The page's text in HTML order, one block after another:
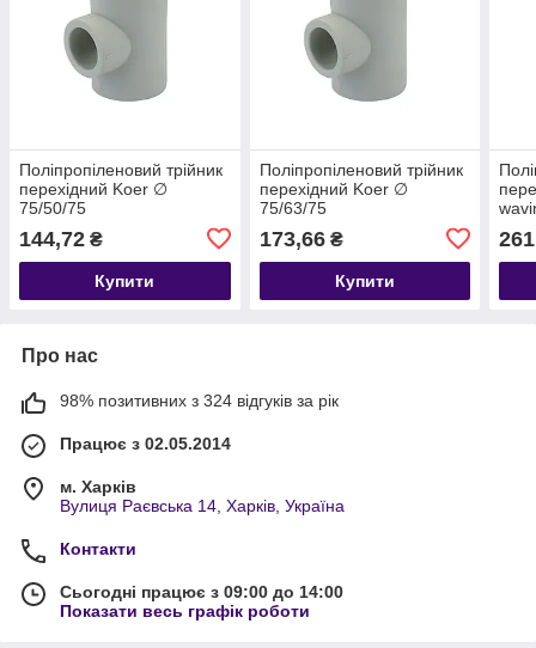
Поліпропіленовий трійник
перехідний Koer ∅
75/50/75
144,72 ₴
Купити
Поліпропіленовий трійник
перехідний Koer ∅
75/63/75
173,66₴
Купити
Про нас
98% позитивних з 324 відгуків за рік
Працює з 02.05.2014
м. Харків
Вулиця Раєвська 14, Харків, Україна
Контакти
Сьогодні працює з 09:00 до 14:00
Показати весь графік роботи